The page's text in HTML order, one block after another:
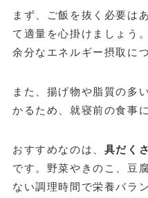
まず、ご飯を抜く必要は
て適量を心掛けましょう
余分なエネルギー摂取に
また、揚げ物や脂質の多
かるため、就寝前の食事
おすすめなのは、 具だく
です。野菜やきのこ、豆
ない調理時間で栄養バラ